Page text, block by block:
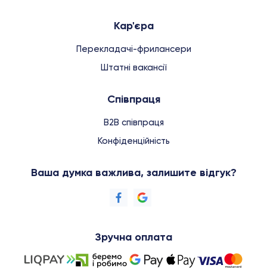
Кар'єра
Перекладачі-фрилансери
Штатні вакансії
Співпраця
B2B співпраця
Конфіденційність
Ваша думка важлива, залишите відгук?
Зручна оплата